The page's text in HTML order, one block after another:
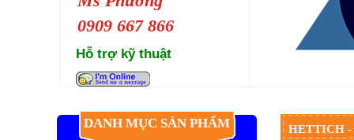
0909 667 866
Hỗ trợ kỹ thuật
HETTICH
DANH MỤC SẢN PHẨM